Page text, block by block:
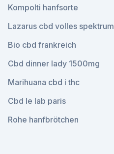
Kompolti hanfsorte
Lazarus cbd volles spektrum
Bio cbd frankreich
Cbd dinner lady 1500mg
Marihuana cbd i thc
Cbd le lab paris
Rohe hanfbrötchen